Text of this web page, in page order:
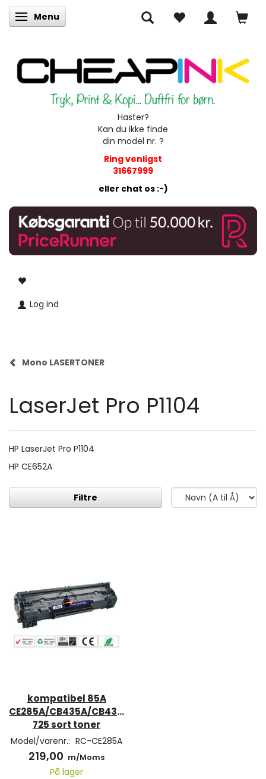
Skifte navigation
Menu
Haster?
Kan du ikke finde
din model nr. ?
Ring venligst
31667999
eller chat os :-)
Log ind
Mono LASERTONER
LaserJet Pro P1104
HP LaserJet Pro P1104
HP CE652A
Filtre
kompatibel 85A
CE285A/CB435A/CB436A/Canon
725 sort toner
Model/varenr.: RC-CE285A
219,00 m/Moms
På lager